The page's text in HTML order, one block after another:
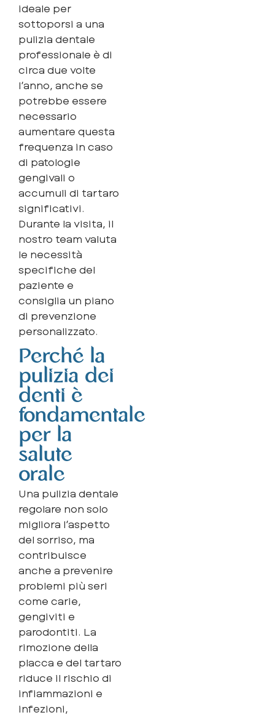
ideale per
sottoporsi a una
pulizia dentale
professionale è di
circa due volte
l’anno, anche se
potrebbe essere
necessario
aumentare questa
frequenza in caso
di patologie
gengivali o
accumuli di tartaro
significativi.
Durante la visita, il
nostro team valuta
le necessità
specifiche del
paziente e
consiglia un piano
di prevenzione
personalizzato.
Perché la
pulizia dei
denti è
fondamentale
per la
salute
orale
Una pulizia dentale
regolare non solo
migliora l’aspetto
del sorriso, ma
contribuisce
anche a prevenire
problemi più seri
come carie,
gengiviti e
parodontiti. La
rimozione della
placca e del tartaro
riduce il rischio di
infiammazioni e
infezioni,